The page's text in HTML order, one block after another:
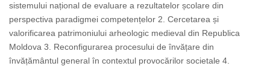
sistemului național de evaluare a rezultatelor școlare din
perspectiva paradigmei competențelor 2. Cercetarea și
valorificarea patrimoniului arheologic medieval din Republica
Moldova 3. Reconfigurarea procesului de învățare din
învățământul general în contextul provocărilor societale 4.